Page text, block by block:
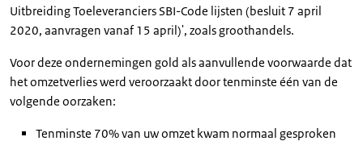
Uitbreiding Toeleveranciers SBI-Code lijsten (besluit 7 april
2020, aanvragen vanaf 15 april)', zoals groothandels.
Voor deze ondernemingen gold als aanvullende voorwaarde dat
het omzetverlies werd veroorzaakt door tenminste één van de
volgende oorzaken:
Tenminste 70% van uw omzet kwam normaal gesproken